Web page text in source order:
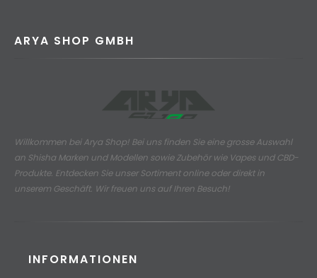
ARYA SHOP GMBH
Willkommen bei Arya Shop! Bei uns finden Sie eine grosse Auswahl
an Shisha Marken und Modellen sowie Zubehör wie Vapes und CBD-
Produkte. Entdecken Sie unser Sortiment online oder direkt in
unserem Geschäft. Wir freuen uns auf Ihren Besuch!
INFORMATIONEN